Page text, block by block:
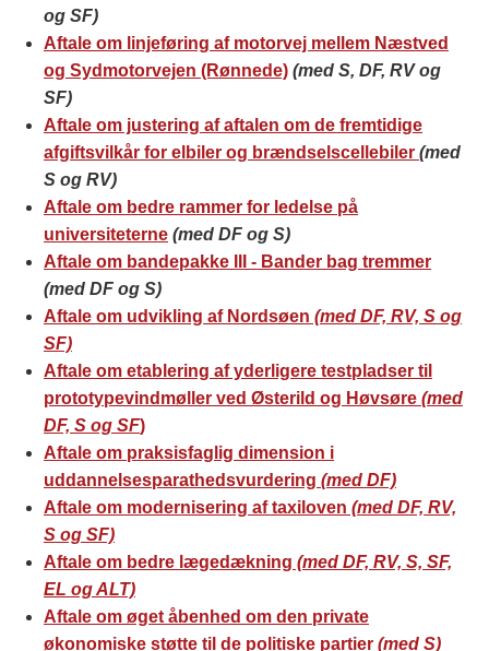
og SF)
Aftale om linjeføring af motorvej mellem Næstved
og Sydmotorvejen (Rønnede) (med S, DF, RV og
SF)
Aftale om justering af aftalen om de fremtidige
afgiftsvilkår for elbiler og brændselscellebiler (med
S og RV)
Aftale om bedre rammer for ledelse på
universiteterne (med DF og S)
Aftale om bandepakke III - Bander bag tremmer
(med DF og S)
Aftale om udvikling af Nordsøen (med DF, RV, S og
SF)
Aftale om etablering af yderligere testpladser til
prototypevindmøller ved Østerild og Høvsøre (med
DF, S og SF)
Aftale om praksisfaglig dimension i
uddannelsesparathedsvurdering (med DF)
Aftale om modernisering af taxiloven (med DF, RV,
S og SF)
Aftale om bedre lægedækning (med DF, RV, S, SF,
EL og ALT)
Aftale om øget åbenhed om den private
økonomiske støtte til de politiske partier (med S)